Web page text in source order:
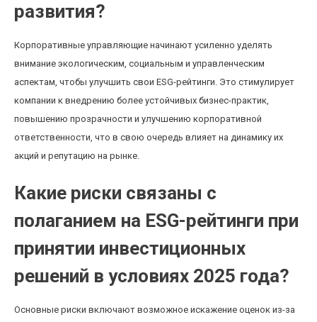
развития?
Корпоративные управляющие начинают усиленно уделять
внимание экологическим, социальным и управленческим
аспектам, чтобы улучшить свои ESG-рейтинги. Это стимулирует
компании к внедрению более устойчивых бизнес-практик,
повышению прозрачности и улучшению корпоративной
ответственности, что в свою очередь влияет на динамику их
акций и репутацию на рынке.
Какие риски связаны с
полаганием на ESG-рейтинги при
принятии инвестиционных
решений в условиях 2025 года?
Основные риски включают возможное искажение оценок из-за